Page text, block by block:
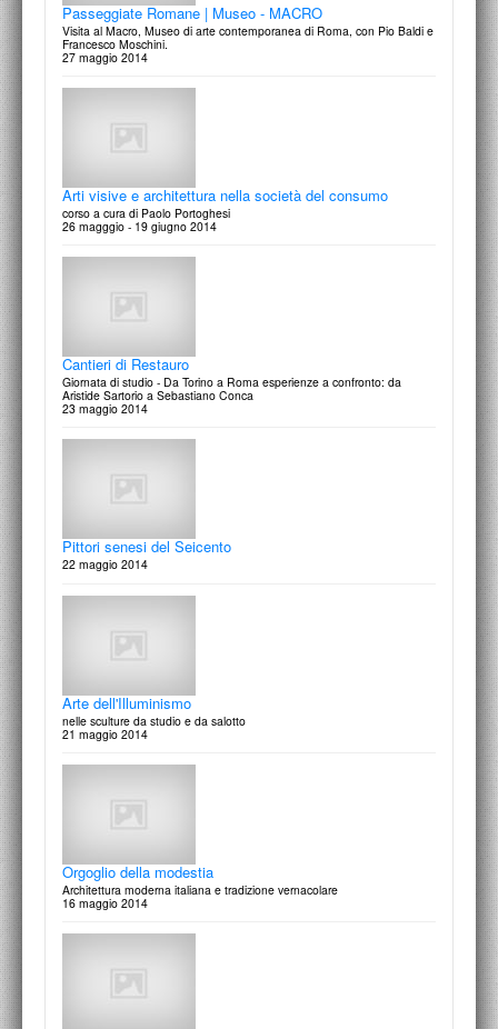
1200 km di bellezza. Immagini del Luce
14 marzo 2016
1 giugno 2015
Passeggiate Romane | Museo - MACRO
Visita al Macro, Museo di arte contemporanea di Roma, con Pio Baldi e
Francesco Moschini.
27 maggio 2014
Arti visive e architettura nella società del consumo
corso a cura di Paolo Portoghesi
26 magggio - 19 giugno 2014
Cantieri di Restauro
Giornata di studio - Da Torino a Roma esperienze a confronto: da
Aristide Sartorio a Sebastiano Conca
23 maggio 2014
Pittori senesi del Seicento
22 maggio 2014
Arte dell'Illuminismo
nelle sculture da studio e da salotto
21 maggio 2014
Orgoglio della modestia
Architettura moderna italiana e tradizione vernacolare
16 maggio 2014